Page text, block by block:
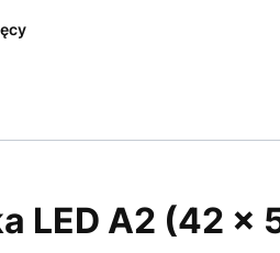
LED A2 (42 x